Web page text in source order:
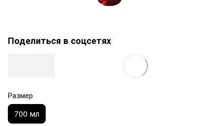
Поделиться в соцсетях
Размер
700 мл